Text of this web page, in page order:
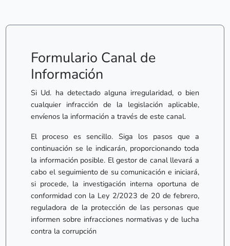
Formulario Canal de
Información
Si Ud. ha detectado alguna irregularidad, o bien
cualquier infracción de la legislación aplicable,
envíenos la información a través de este canal.
El proceso es sencillo. Siga los pasos que a
continuación se le indicarán, proporcionando toda
la información posible. El gestor de canal llevará a
cabo el seguimiento de su comunicación e iniciará,
si procede, la investigación interna oportuna de
conformidad con la Ley 2/2023 de 20 de febrero,
reguladora de la protección de las personas que
informen sobre infracciones normativas y de lucha
contra la corrupción